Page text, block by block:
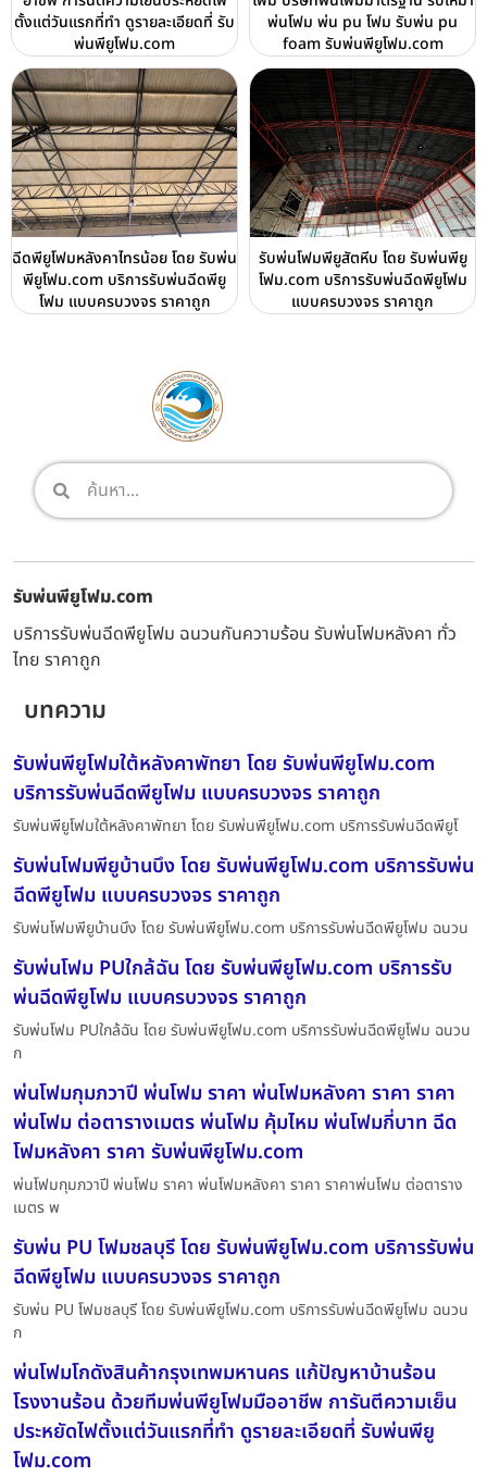
ตั้งแต่วันแรกที่ทำ ดูรายละเอียดที่ รับ
พ่นพียูโฟม.com
พ่นโฟม พ่น pu โฟม รับพ่น pu
foam รับพ่นพียูโฟม.com
ฉีดพียูโฟมหลังคาไทรน้อย โดย รับพ่น
พียูโฟม.com บริการรับพ่นฉีดพียู
โฟม แบบครบวงจร ราคาถูก
รับพ่นโฟมพียูสัตหีบ โดย รับพ่นพียู
โฟม.com บริการรับพ่นฉีดพียูโฟม
แบบครบวงจร ราคาถูก
รับพ่นพียูโฟม.com
บริการรับพ่นฉีดพียูโฟม ฉนวนกันความร้อน รับพ่นโฟมหลังคา ทั่ว
ไทย ราคาถูก
บทความ
รับพ่นพียูโฟมใต้หลังคาพัทยา โดย รับพ่นพียูโฟม.com
บริการรับพ่นฉีดพียูโฟม แบบครบวงจร ราคาถูก
รับพ่นพียูโฟมใต้หลังคาพัทยา โดย รับพ่นพียูโฟม.com บริการรับพ่นฉีดพียูโ
รับพ่นโฟมพียูบ้านบึง โดย รับพ่นพียูโฟม.com บริการรับพ่น
ฉีดพียูโฟม แบบครบวงจร ราคาถูก
รับพ่นโฟมพียูบ้านบึง โดย รับพ่นพียูโฟม.com บริการรับพ่นฉีดพียูโฟม ฉนวน
รับพ่นโฟม PUใกล้ฉัน โดย รับพ่นพียูโฟม.com บริการรับ
พ่นฉีดพียูโฟม แบบครบวงจร ราคาถูก
รับพ่นโฟม PUใกล้ฉัน โดย รับพ่นพียูโฟม.com บริการรับพ่นฉีดพียูโฟม ฉนวน
ก
พ่นโฟมกุมภวาปี พ่นโฟม ราคา พ่นโฟมหลังคา ราคา ราคา
พ่นโฟม ต่อตารางเมตร พ่นโฟม คุ้มไหม พ่นโฟมกี่บาท ฉีด
โฟมหลังคา ราคา รับพ่นพียูโฟม.com
พ่นโฟมกุมภวาปี พ่นโฟม ราคา พ่นโฟมหลังคา ราคา ราคาพ่นโฟม ต่อตาราง
เมตร พ
รับพ่น PU โฟมชลบุรี โดย รับพ่นพียูโฟม.com บริการรับพ่น
ฉีดพียูโฟม แบบครบวงจร ราคาถูก
รับพ่น PU โฟมชลบุรี โดย รับพ่นพียูโฟม.com บริการรับพ่นฉีดพียูโฟม ฉนวน
ก
พ่นโฟมโกดังสินค้ากรุงเทพมหานคร แก้ปัญหาบ้านร้อน
โรงงานร้อน ด้วยทีมพ่นพียูโฟมมืออาชีพ การันตีความเย็น
ประหยัดไฟตั้งแต่วันแรกที่ทำ ดูรายละเอียดที่ รับพ่นพียู
โฟม.com